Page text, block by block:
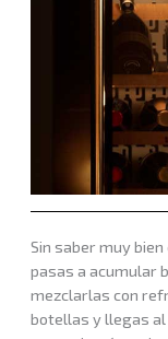
Sin saber muy
pasas a acumular
mezclarlas con
botellas y llegas al